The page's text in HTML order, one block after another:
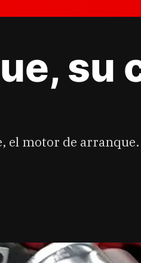
su
el motor de arranque.